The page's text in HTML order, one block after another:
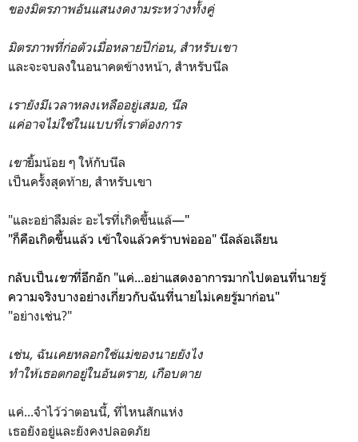
ของมิตรภาพอันแสนงดงามระหว่างทั้งคู่
มิตรภาพที่ก่อตัวเมื่อหลายปีก่อน, สำหรับเขา
และจะจบลงในอนาคตข้างหน้า, สำหรับนีล
เรายังมีเวลาหลงเหลืออยู่เสมอ, นีล
แค่อาจไม่ใช่ในแบบที่เราต้องการ
เขายิ้มน้อย ๆ ให้กับนีล
เป็นครั้งสุดท้าย, สำหรับเขา
"และอย่าลืมล่ะ อะไรที่เกิดขึ้นแล้—"
"ก็คือเกิดขึ้นแล้ว เข้าใจแล้วคร้าบพ่อออ" นีลล้อเลียน
กลับเป็นเขาที่อึกอัก "แค่...อย่าแสดงอาการมากไปตอนที่นายรู้
ความจริงบางอย่างเกี่ยวกับฉันที่นายไม่เคยรู้มาก่อน"
"อย่างเช่น?"
เช่น, ฉันเคยหลอกใช้แม่ของนายยังไง
ทำให้เธอตกอยู่ในอันตราย, เกือบตาย
แค่...จำไว้ว่าตอนนี้, ที่ไหนสักแห่ง
เธอยังอยู่และยังคงปลอดภัย